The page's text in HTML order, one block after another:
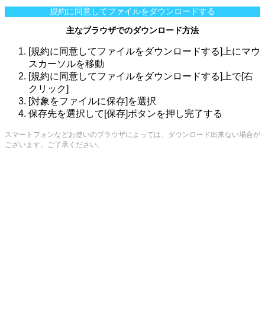
規約に同意してファイルをダウンロードする
主なブラウザでのダウンロード方法
[規約に同意してファイルをダウンロードする]上にマウ
スカーソルを移動
[規約に同意してファイルをダウンロードする]上で[右
クリック]
[対象をファイルに保存]を選択
保存先を選択して[保存]ボタンを押し完了する
スマートフォンなどお使いのブラウザによっては、ダウンロード出来ない場合が
ございます。ご了承ください。